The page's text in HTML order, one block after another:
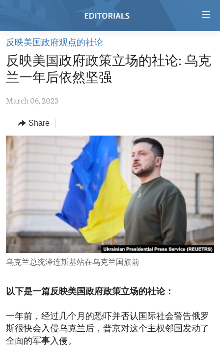
Skip
main
content
to
Navigation
Skip
Search
HOME
VIDEO
REGIONS
AFRICA
TOPICS
SECURITY AND DEFENSE
AID AND DEVELOPMENT
DEMOCRACY AND GOVERNANCE
ECONOMY AND TRADE
ENVIRONMENT AND HEALTH
IDEALS AND INSTITUTIONS
ARCHIVE
ABOUT US
反映美国政府观点的社论
反映美国政府政策立场的社论: 乌克
兰一年后依然坚强
March 06, 2023
Share
乌克兰总统泽连斯基站在乌克兰国旗前
以下是一篇反映美国政府政策立场的社论：
一年前，经过几个月的恐吓并否认国际社会警告俄罗
斯很快会入侵乌克兰后，普京对这个主权邻国发动了
全面的军事入侵。